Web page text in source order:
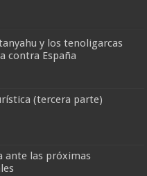
y los tenoligarcas
contra España
(tercera parte)
ante las próximas